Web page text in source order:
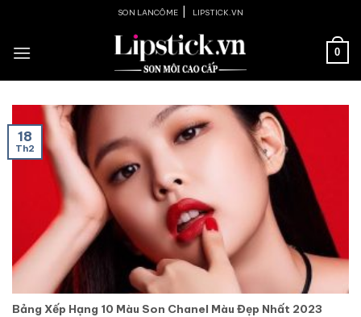
content
SON LANCÔME LIPSTICK.VN
0
Bảng Xếp Hạng 10 Màu Son Chanel Màu Đẹp Nhất 2023
18
Th2